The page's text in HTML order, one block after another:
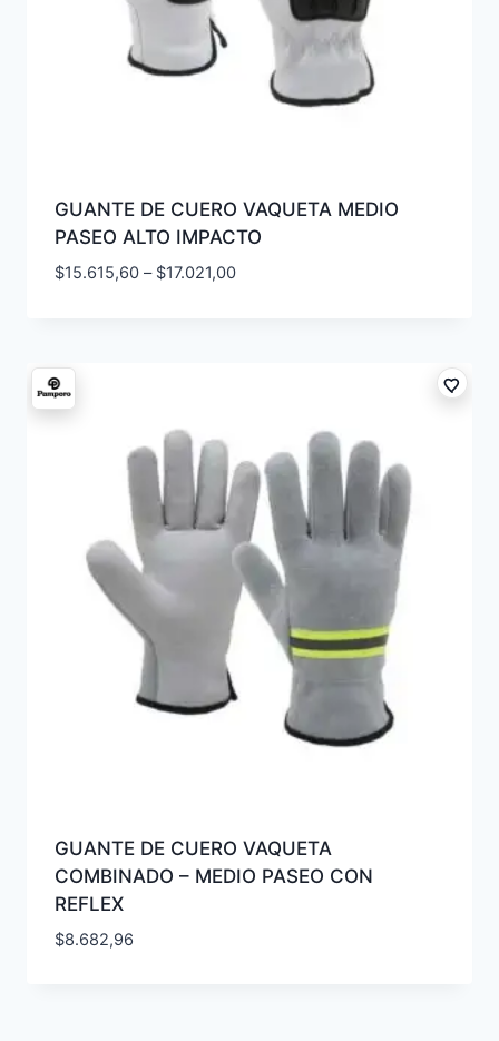
GUANTE DE CUERO VAQUETA MEDIO
PASEO ALTO IMPACTO
$15.615,60 – $17.021,00
GUANTE DE CUERO VAQUETA
COMBINADO – MEDIO PASEO CON
REFLEX
$8.682,96